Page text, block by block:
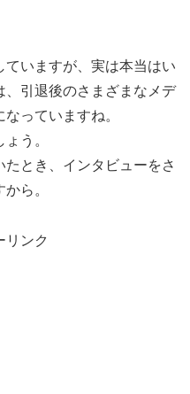
ていますが、実は本当はい
、引退後のさまざまなメデ
っていますね。
う。
とき、インタビューをさ
ら。
リンク